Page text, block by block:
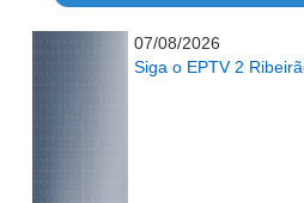
07/08/2026
Siga o EPTV 2